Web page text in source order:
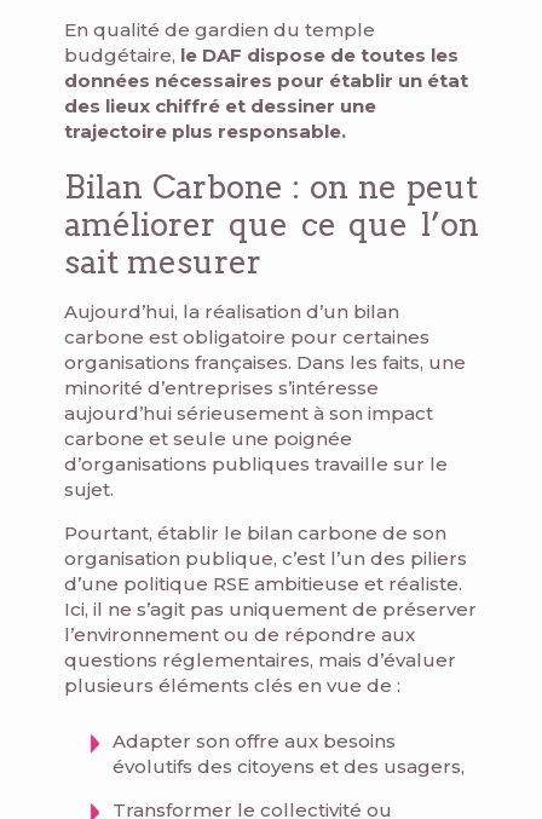
En qualité de gardien du temple
budgétaire, le DAF dispose de toutes les
données nécessaires pour établir un état
des lieux chiffré et dessiner une
trajectoire plus responsable.
Bilan Carbone : on ne peut
améliorer que ce que l’on
sait mesurer
Aujourd’hui, la réalisation d’un bilan
carbone est obligatoire pour certaines
organisations françaises. Dans les faits, une
minorité d’entreprises s’intéresse
aujourd’hui sérieusement à son impact
carbone et seule une poignée
d’organisations publiques travaille sur le
sujet.
Pourtant, établir le bilan carbone de son
organisation publique, c’est l’un des piliers
d’une politique RSE ambitieuse et réaliste.
Ici, il ne s’agit pas uniquement de préserver
l’environnement ou de répondre aux
questions réglementaires, mais d’évaluer
plusieurs éléments clés en vue de :
Adapter son offre aux besoins
évolutifs des citoyens et des usagers,
Transformer le collectivité ou